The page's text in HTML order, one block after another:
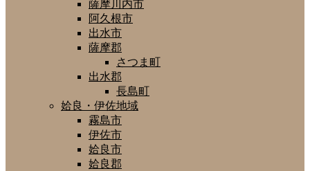
薩摩川内市
阿久根市
出水市
薩摩郡
さつま町
出水郡
長島町
姶良・伊佐地域
霧島市
伊佐市
姶良市
姶良郡